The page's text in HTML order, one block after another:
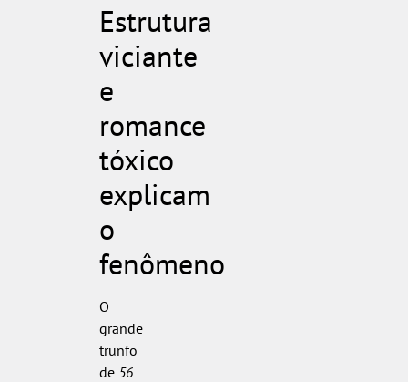
Estrutura
viciante
e
romance
tóxico
explicam
o
fenômeno
O
grande
trunfo
de 56